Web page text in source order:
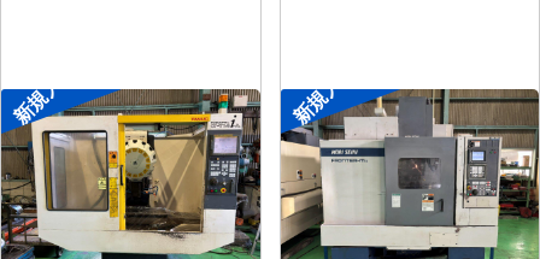
新規入荷
ドリリングセンター
メーカー ファナック
形 式α-T14iAL
年 1999
新規入荷
#4立マシニング
メーカー 森精機
形 FRONTIER-MⅡ/40
年